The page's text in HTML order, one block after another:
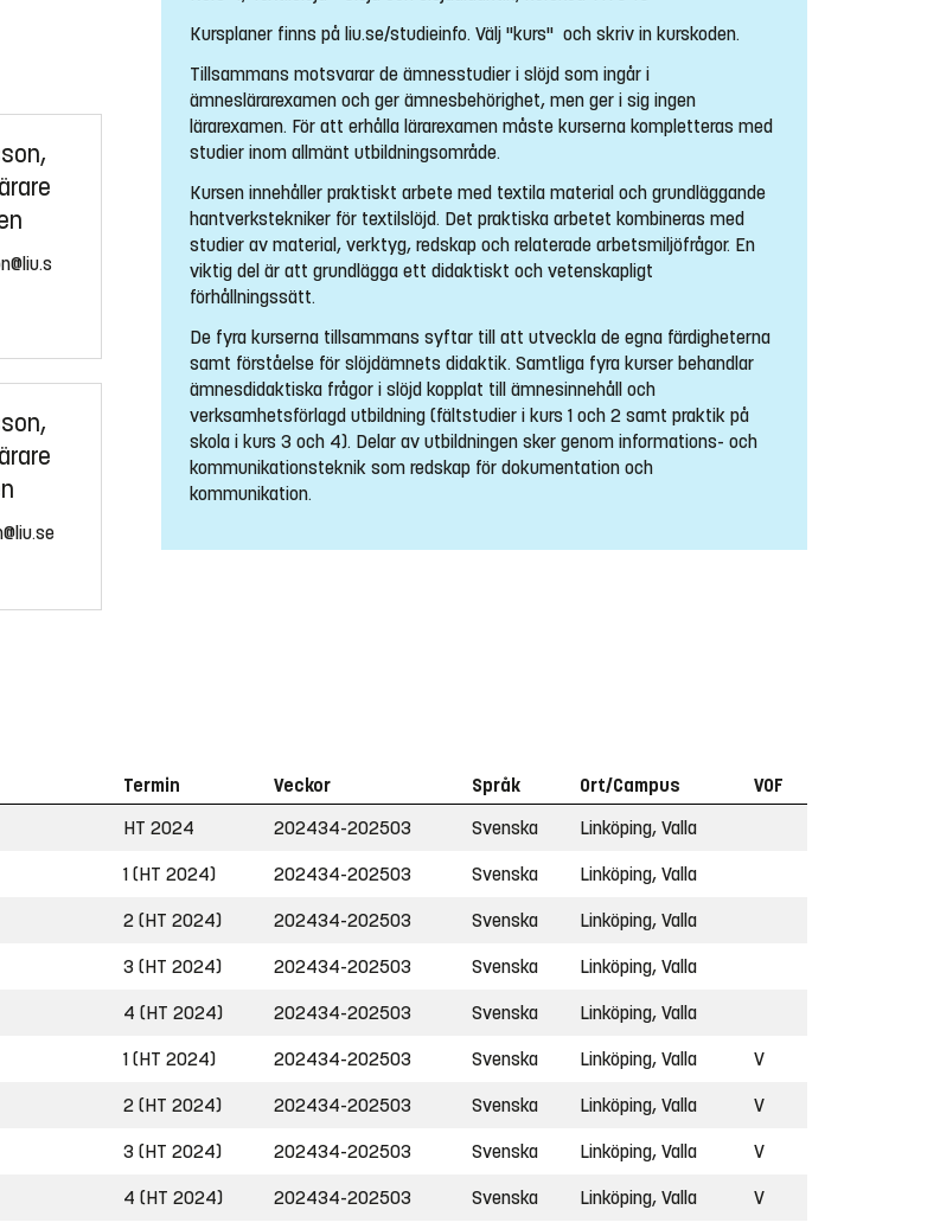
Kursplaner finns på liu.se/studieinfo. Välj "kurs" och skriv in kurskoden.
Tillsammans motsvarar de ämnesstudier i slöjd som ingår i
ämneslärarexamen och ger ämnesbehörighet, men ger i sig ingen
lärarexamen. För att erhålla lärarexamen måste kurserna kompletteras med
studier inom allmänt utbildningsområde.
Kursen innehåller praktiskt arbete med textila material och grundläggande
hantverkstekniker för textilslöjd. Det praktiska arbetet kombineras med
studier av material, verktyg, redskap och relaterade arbetsmiljöfrågor. En
viktig del är att grundlägga ett didaktiskt och vetenskapligt
förhållningssätt.
De fyra kurserna tillsammans syftar till att utveckla de egna färdigheterna
samt förståelse för slöjdämnets didaktik. Samtliga fyra kurser behandlar
ämnesdidaktiska frågor i slöjd kopplat till ämnesinnehåll och
verksamhetsförlagd utbildning (fältstudier i kurs 1 och 2 samt praktik på
skola i kurs 3 och 4). Delar av utbildningen sker genom informations- och
kommunikationsteknik som redskap för dokumentation och
kommunikation.
Termin Veckor Språk Ort/Campus
VOF
HT 2024 202434-202503 Svenska Linköping, Valla
1 (HT 2024) 202434-202503 Svenska Linköping, Valla
2 (HT 2024) 202434-202503 Svenska Linköping, Valla
3 (HT 2024) 202434-202503 Svenska Linköping, Valla
4 (HT 2024) 202434-202503 Svenska Linköping, Valla
1 (HT 2024) 202434-202503 Svenska Linköping, Valla V
2 (HT 2024) 202434-202503 Svenska Linköping, Valla V
3 (HT 2024) 202434-202503 Svenska Linköping, Valla V
4 (HT 2024) 202434-202503 Svenska Linköping, Valla V